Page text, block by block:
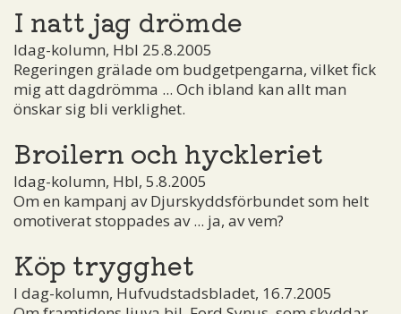
I natt jag drömde
Idag-kolumn, Hbl 25.8.2005
Regeringen grälade om budgetpengarna, vilket fick
mig att dagdrömma ... Och ibland kan allt man
önskar sig bli verklighet.
Broilern och hyckleriet
Idag-kolumn, Hbl, 5.8.2005
Om en kampanj av Djurskyddsförbundet som helt
omotiverat stoppades av ... ja, av vem?
Köp trygghet
I dag-kolumn, Hufvudstadsbladet, 16.7.2005